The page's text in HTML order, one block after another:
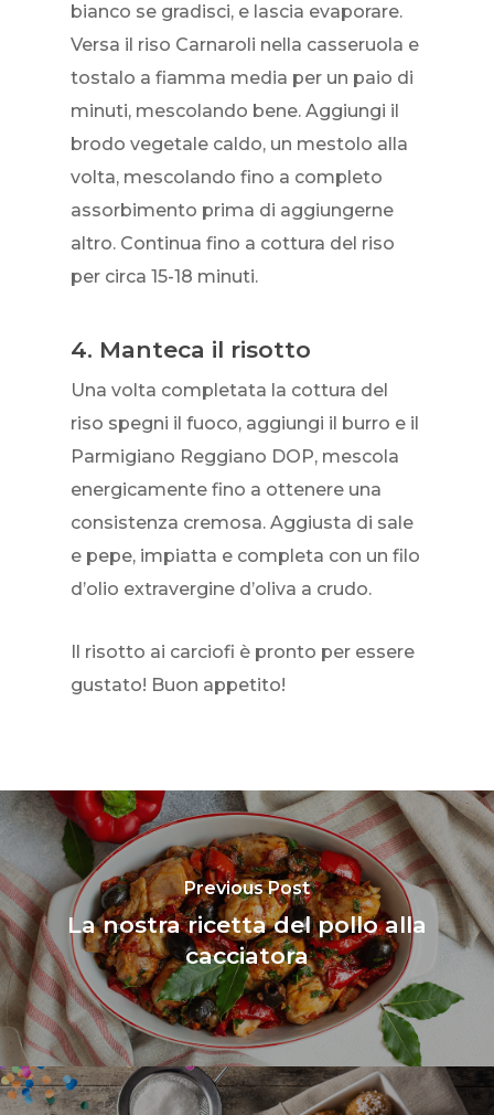
bianco se gradisci, e lascia evaporare.
Versa il riso Carnaroli nella casseruola e
tostalo a fiamma media per un paio di
minuti, mescolando bene. Aggiungi il
brodo vegetale caldo, un mestolo alla
volta, mescolando fino a completo
assorbimento prima di aggiungerne
altro. Continua fino a cottura del riso
per circa 15-18 minuti.
4. Manteca il risotto
Una volta completata la cottura del
riso spegni il fuoco, aggiungi il burro e il
Parmigiano Reggiano DOP, mescola
energicamente fino a ottenere una
consistenza cremosa. Aggiusta di sale
e pepe, impiatta e completa con un filo
d’olio extravergine d’oliva a crudo.
Il risotto ai carciofi è pronto per essere
gustato! Buon appetito!
Previous Post
La nostra ricetta del pollo alla
cacciatora